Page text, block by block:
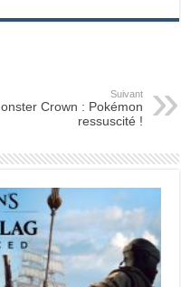
Suivant
Crown : Pokémon
ressuscité !